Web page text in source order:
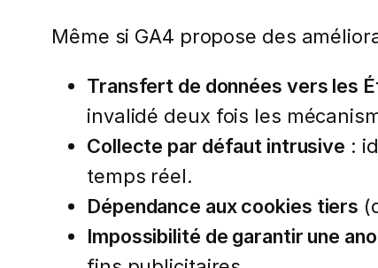
Même si GA4 propose des
Transfert de données vers les
invalidé deux fois les
Collecte par défaut intrusive :
temps réel.
Dépendance aux cookies tiers
Impossibilité de garantir une